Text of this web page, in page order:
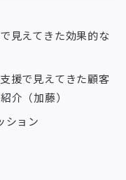
見えてきた効果的な
援で見えてきた顧客
介（加藤）
ション